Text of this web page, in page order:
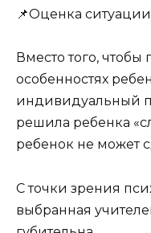
📌Оценка
Вместо того,
особенностях
индивидуальный
решила ребенка
ребенок не может
С точки зрения
выбранная